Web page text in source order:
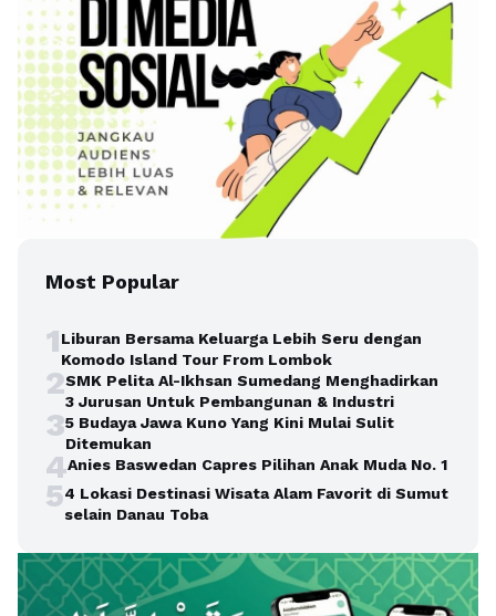
Most Popular
1Liburan Bersama Keluarga Lebih Seru dengan
Komodo Island Tour From Lombok
2SMK Pelita Al-Ikhsan Sumedang Menghadirkan
3 Jurusan Untuk Pembangunan & Industri
35 Budaya Jawa Kuno Yang Kini Mulai Sulit
Ditemukan
4Anies Baswedan Capres Pilihan Anak Muda No. 1
54 Lokasi Destinasi Wisata Alam Favorit di Sumut
selain Danau Toba